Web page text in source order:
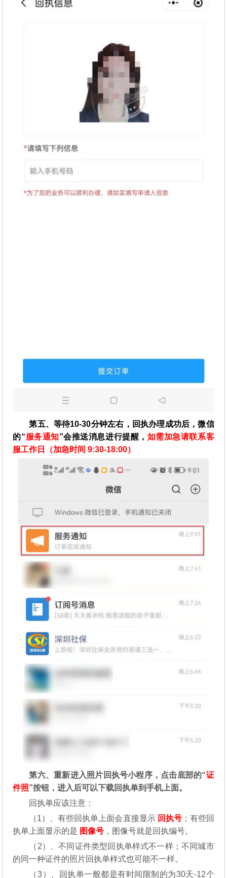
第五、等待10-30分钟左右，回执办理成功后，微信
的“服务通知”会推送消息进行提醒， 如需加急请联系客
服工作日（加急时间 9:30-18:00）
第六、重新进入照片回执号小程序，点击底部的“证
件照”按钮，进入后可以下载回执单到手机上面。
回执单应该注意：
（1）、有些回执单上面会直接显示 回执号；有些回
执单上面显示的是 图像号 ，图像号就是回执编号。
（2）、不同证件类型回执单样式不一样；不同城市
的同一种证件的照片回执单样式也可能不一样。
（3）、回执单一般都是有时间限制的为30天-12个